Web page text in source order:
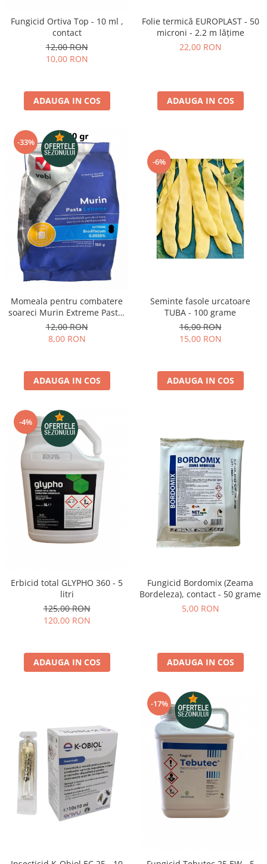
Fungicid Ortiva Top - 10 ml ,
contact
12,00 RON
10,00 RON
ADAUGA IN COS
Folie termică EUROPLAST - 50
microni - 2.2 m lățime
22,00 RON
ADAUGA IN COS
-33%
Momeala pentru combatere
soareci Murin Extreme Pasta,
150 grame
12,00 RON
8,00 RON
ADAUGA IN COS
-6%
Seminte fasole urcatoare
TUBA - 100 grame
16,00 RON
15,00 RON
ADAUGA IN COS
-4%
Erbicid total GLYPHO 360 - 5
litri
125,00 RON
120,00 RON
ADAUGA IN COS
Fungicid Bordomix (Zeama
Bordeleza), contact - 50 grame
5,00 RON
ADAUGA IN COS
-17%